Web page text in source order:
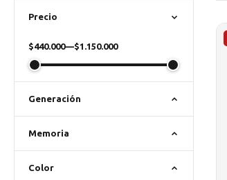
Precio
$440.000—$1.150.000
Generación
Memoria
Color